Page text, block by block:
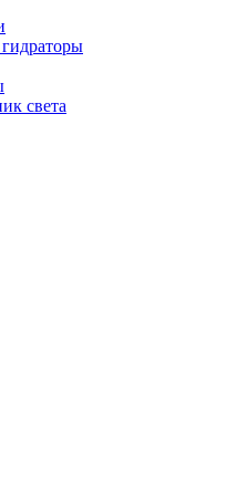
света